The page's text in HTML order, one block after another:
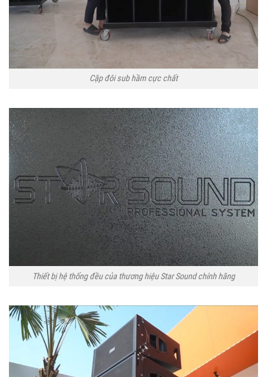
Cặp đôi sub hầm cực chất
Thiết bị hệ thống đều của thương hiệu Star Sound chính hãng